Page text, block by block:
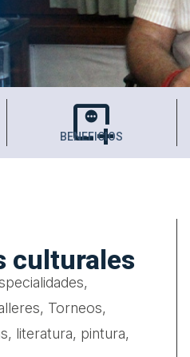
monitor_weight_gain
BENEFICIOS
culturales
Torneos,
literatura, pintura,